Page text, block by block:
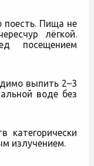
поесть. Пища не
лёгкой.
посещением
выпить 2–3
воде без
категорически
излучением.